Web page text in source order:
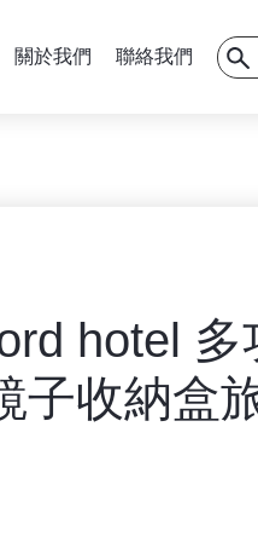
關於我們 聯絡我們
hotel 多
子收納盒